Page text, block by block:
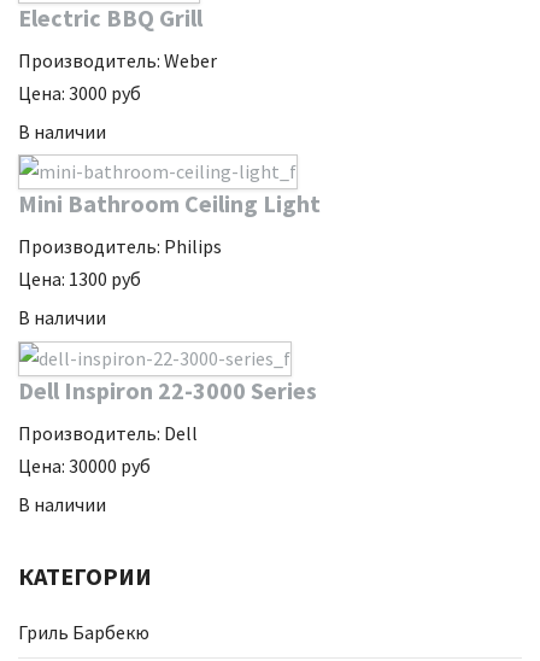
Electric BBQ Grill
Производитель: Weber
Цена: 3000 руб
В наличии
Mini Bathroom Ceiling Light
Производитель: Philips
Цена: 1300 руб
В наличии
Dell Inspiron 22-3000 Series
Производитель: Dell
Цена: 30000 руб
В наличии
КАТЕГОРИИ
Гриль Барбекю